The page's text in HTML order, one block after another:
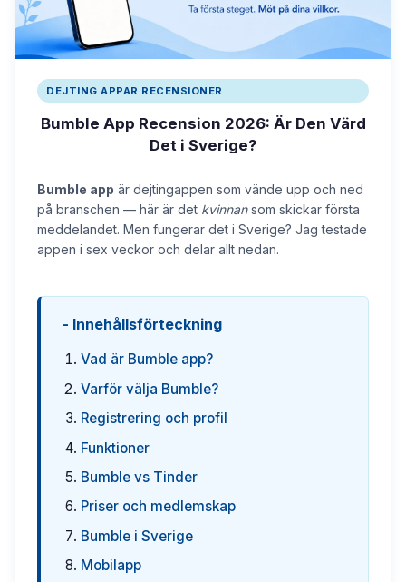
DEJTING APPAR RECENSIONER
Bumble App Recension 2026: Är Den Värd
Det i Sverige?
Bumble app är dejtingappen som vände upp och ned
på branschen — här är det kvinnansom skickar första
meddelandet. Men fungerar det i Sverige? Jag testade
appen i sex veckor och delar allt nedan.
Innehållsförteckning
Vad är Bumble app?
Varför välja Bumble?
Registrering och profil
Funktioner
Bumble vs Tinder
Priser och medlemskap
Bumble i Sverige
Mobilapp